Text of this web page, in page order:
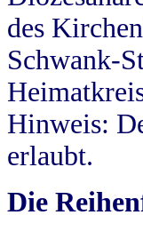
des
Schwank-
Hinweis:
erlaubt.
Die